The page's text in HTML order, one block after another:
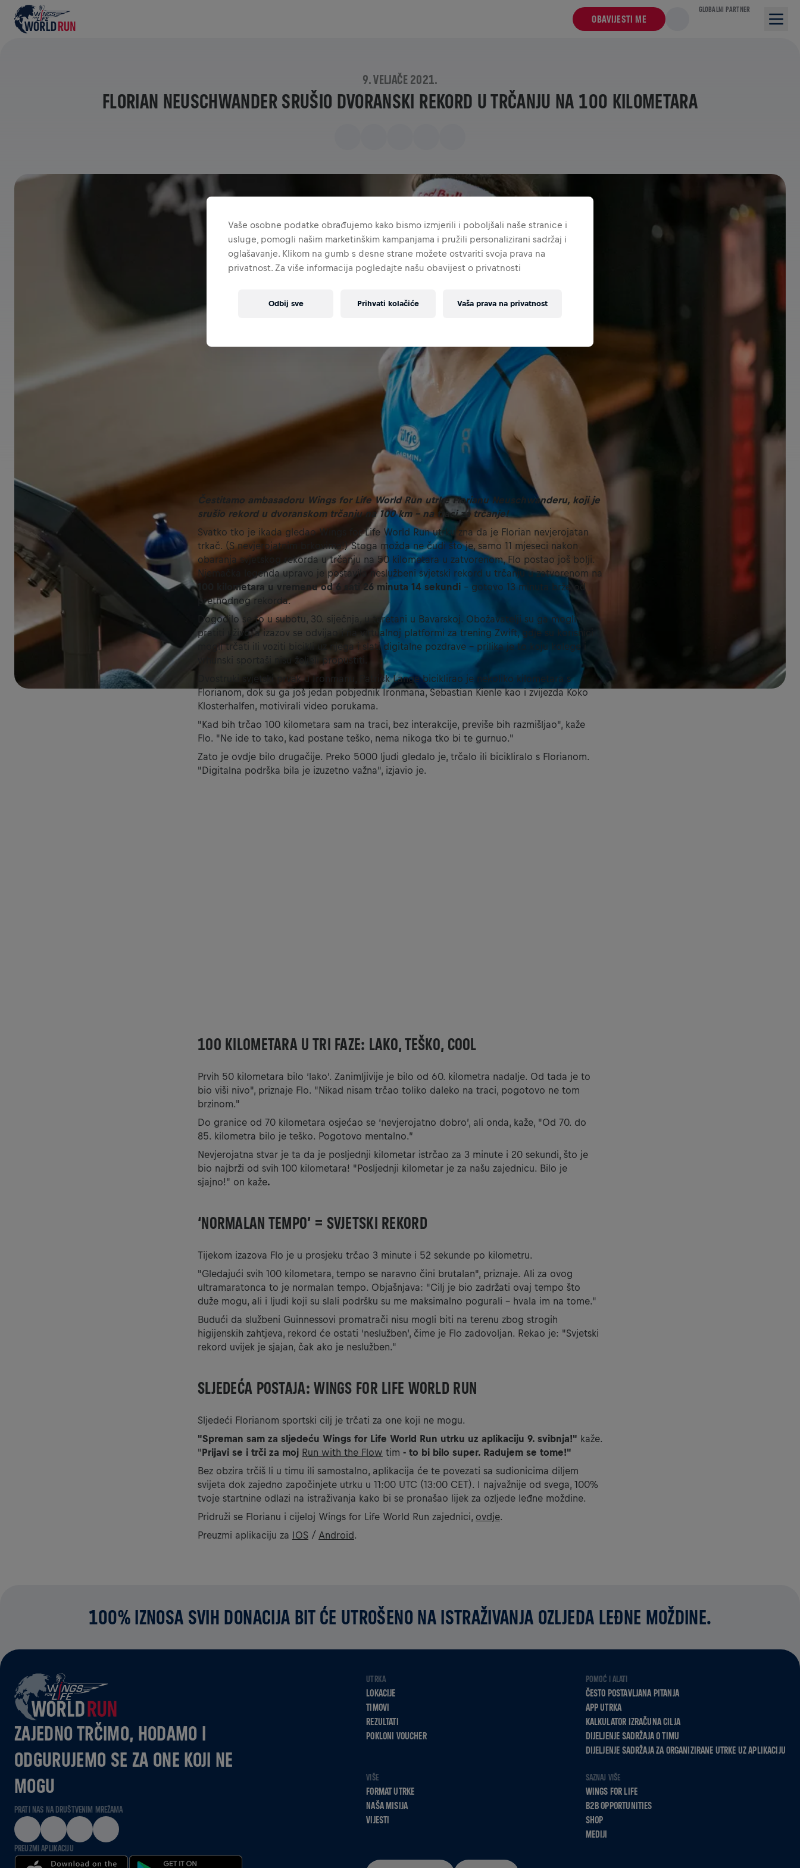
OBAVIJESTI ME
GLOBALNI PARTNER
9. VELJAČE 2021.
FLORIAN NEUSCHWANDER SRUŠIO DVORANSKI REKORD U TRČANJU NA 100 KILOMETARA
Čestitamo ambasadoru Wings for Life World Run utrke Florianu Neuschwanderu, koji je
srušio rekord u dvoranskom trčanju na 100 km - na traci za trčanje!
Svatko tko je ikada gledao Wings for Life World Run utrku zna da je Florian nevjerojatan
trkač. (S nevjerojatnim brkovima!) Stoga možda ne čudi što je, samo 11 mjeseci nakon
obaranja svjetskog rekorda u trčanju na 50 kilometara u zatvorenom, Flo postao još bolji.
Njemačka legenda upravo je postavila neslužbeni svjetski rekord u trčanju u zatvorenom na
100 kilometara u vremenu od 6 sati 26 minuta 14 sekundi - gotovo 13 minuta brže od
prethodnog rekorda.
Dogodilo se to u subotu, 30. siječnja, u teretani u Bavarskoj. Obožavatelji su ga mogli
pratiti uživo, a izazov se odvijao i na virtualnoj platformi za trening Zwift, gdje su korisnici
mogli trčati ili voziti bicikli uz njega i slati digitalne pozdrave – prilika je to koju kolege i
vrhunski sportaši nisu željeli propustiti.
Dvostruki svjetski prvak u Ironmanu, Patrick Lange biciklirao je nekoliko kilometara s
Florianom, dok su ga još jedan pobjednik Ironmana, Sebastian Kienle kao i zvijezda Koko
Klosterhalfen, motivirali video porukama.
"Kad bih trčao 100 kilometara sam na traci, bez interakcije, previše bih razmišljao", kaže
Flo. "Ne ide to tako, kad postane teško, nema nikoga tko bi te gurnuo."
Zato je ovdje bilo drugačije. Preko 5000 ljudi gledalo je, trčalo ili bicikliralo s Florianom.
"Digitalna podrška bila je izuzetno važna", izjavio je.
100 KILOMETARA U TRI FAZE: LAKO, TEŠKO, COOL
Prvih 50 kilometara bilo ‘lako’. Zanimljivije je bilo od 60. kilometra nadalje. Od tada je to
bio viši nivo", priznaje Flo. "Nikad nisam trčao toliko daleko na traci, pogotovo ne tom
brzinom."
Do granice od 70 kilometara osjećao se ‘nevjerojatno dobro’, ali onda, kaže, "Od 70. do
85. kilometra bilo je teško. Pogotovo mentalno.”
Nevjerojatna stvar je ta da je posljednji kilometar istrčao za 3 minute i 20 sekundi, što je
bio najbrži od svih 100 kilometara! "Posljednji kilometar je za našu zajednicu. Bilo je
sjajno!" on kaže.
‘NORMALAN TEMPO’ = SVJETSKI REKORD
Tijekom izazova Flo je u prosjeku trčao 3 minute i 52 sekunde po kilometru.
"Gledajući svih 100 kilometara, tempo se naravno čini brutalan", priznaje. Ali za ovog
ultramaratonca to je normalan tempo. Objašnjava: "Cilj je bio zadržati ovaj tempo što
duže mogu, ali i ljudi koji su slali podršku su me maksimalno pogurali - hvala im na tome."
Budući da službeni Guinnessovi promatrači nisu mogli biti na terenu zbog strogih
higijenskih zahtjeva, rekord će ostati ‘neslužben’, čime je Flo zadovoljan. Rekao je: "Svjetski
rekord uvijek je sjajan, čak ako je neslužben."
SLJEDEĆA POSTAJA: WINGS FOR LIFE WORLD RUN
Sljedeći Florianom sportski cilj je trčati za one koji ne mogu.
"Spreman sam za sljedeću Wings for Life World Run utrku uz aplikaciju 9. svibnja!" kaže.
"Prijavi se i trči za moj Run with the Flow tim - to bi bilo super. Radujem se tome!"
Bez obzira trčiš li u timu ili samostalno, aplikacija će te povezati sa sudionicima diljem
svijeta dok zajedno započinjete utrku u 11:00 UTC (13:00 CET). I najvažnije od svega, 100%
tvoje startnine odlazi na istraživanja kako bi se pronašao lijek za ozljede leđne moždine.
Pridruži se Florianu i cijeloj Wings for Life World Run zajednici, ovdje
Preuzmi aplikaciju za IOS / Android
100% IZNOSA SVIH DONACIJA BIT ĆE UTROŠENO NA ISTRAŽIVANJA OZLJEDA LEĐNE MOŽDINE.
ZAJEDNO TRČIMO, HODAMO I
ODGURUJEMO SE ZA ONE KOJI NE
MOGU
PRATI NAS NA DRUŠTVENIM MREŽAMA
PREUZMI APLIKACIJU
UTRKA
LOKACIJE
TIMOVI
REZULTATI
POKLONI VOUCHER
POMOĆ I ALATI
ČESTO POSTAVLJANA PITANJA
APP UTRKA
KALKULATOR IZRAČUNA CILJA
DIJELJENJE SADRŽAJA O TIMU
DIJELJENJE SADRŽAJA ZA ORGANIZIRANE UTRKE UZ APLIKACIJU
VIŠE
FORMAT UTRKE
NAŠA MISIJA
VIJESTI
SAZNAJ VIŠE
WINGS FOR LIFE
B2B OPPORTUNITIES
SHOP
MEDIJI
Vaše osobne podatke obrađujemo kako bismo izmjerili i poboljšali naše stranice i
usluge, pomogli našim marketinškim kampanjama i pružili personalizirani sadržaj i
oglašavanje. Klikom na gumb s desne strane možete ostvariti svoja prava na
privatnost. Za više informacija pogledajte našu obavijest o privatnosti
Vaša prava na privatnost
Odbij sve Prihvati kolačiće